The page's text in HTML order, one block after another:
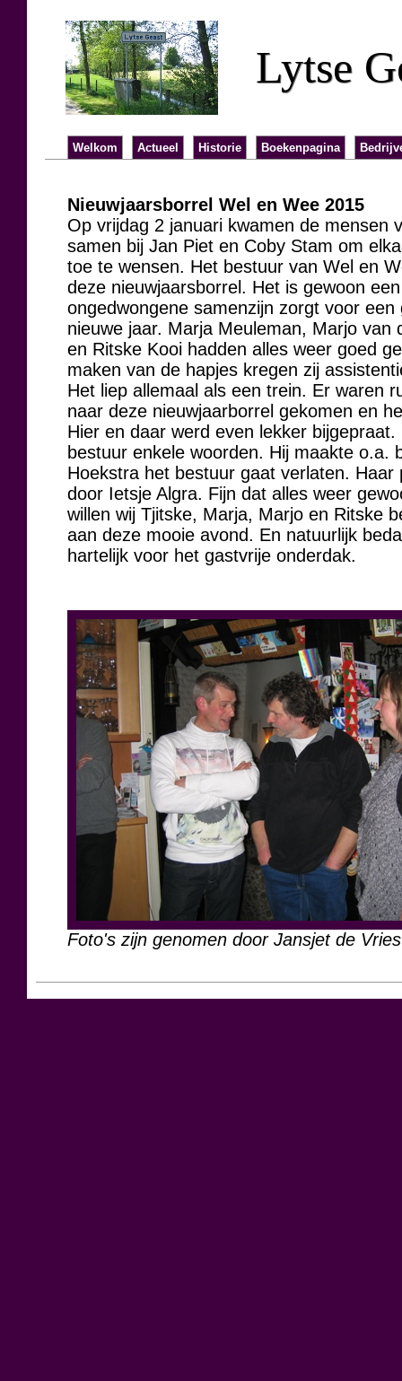
Lytse
Welkom Actueel Historie Boekenpagina
Nieuwjaarsborrel Wel en Wee 2015
Op vrijdag 2 januari kwamen de mensen
samen bij Jan Piet en Coby Stam om
toe te wensen. Het bestuur van Wel en
deze nieuwjaarsborrel. Het is gewoon
ongedwongene samenzijn zorgt voor
nieuwe jaar. Marja Meuleman, Marjo van
en Ritske Kooi hadden alles weer goed
maken van de hapjes kregen zij
Het liep allemaal als een trein. Er waren
naar deze nieuwjaarborrel gekomen en
Hier en daar werd even lekker
bestuur enkele woorden. Hij maakte o.a.
Hoekstra het bestuur gaat verlaten. Haar
door Ietsje Algra. Fijn dat alles weer
willen wij Tjitske, Marja, Marjo en Ritske
aan deze mooie avond. En natuurlijk
hartelijk voor het gastvrije onderdak.
Foto's zijn genomen door Jansjet de Vries